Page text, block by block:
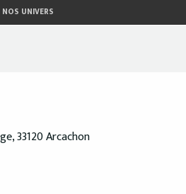
NOS UNIVERS
33120 Arcachon